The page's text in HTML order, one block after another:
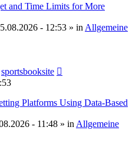
and Time Limits for More
- 12:53 » in Allgemeine
sportsbooksite
Platforms Using Data-Based
- 11:48 » in Allgemeine